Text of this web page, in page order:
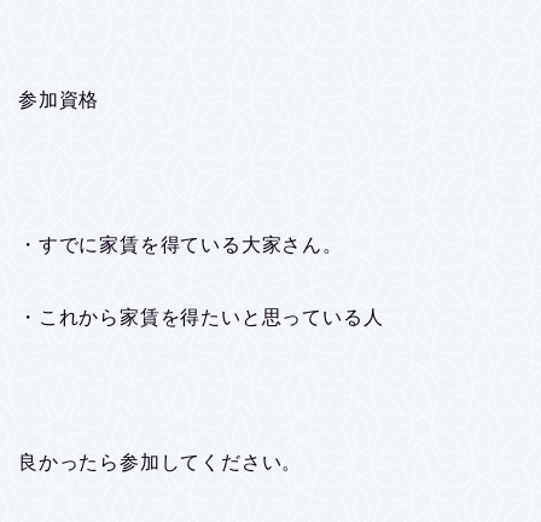
参加資格
・すでに家賃を得ている大家さん。
・これから家賃を得たいと思っている人
良かったら参加してください。